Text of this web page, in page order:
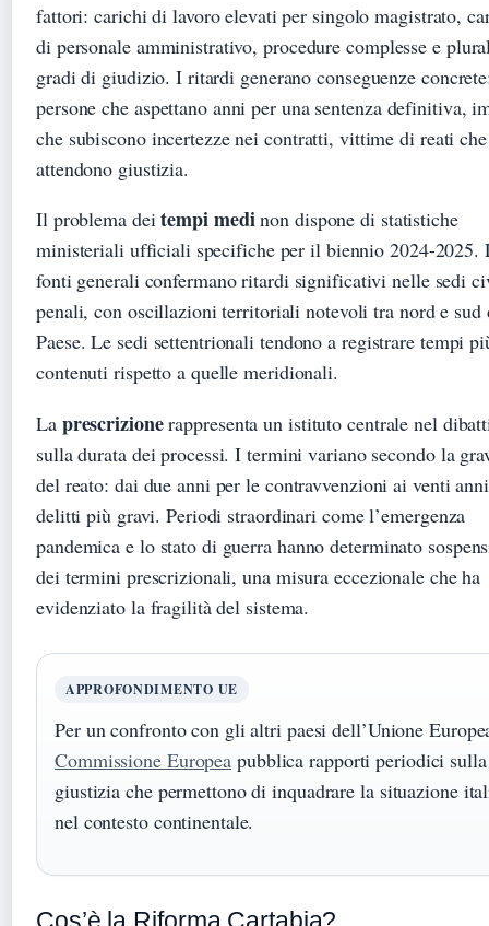
fattori: carichi di lavoro elevati per singolo magistrato,
di personale amministrativo, procedure complesse e
gradi di giudizio. I ritardi generano conseguenze
persone che aspettano anni per una sentenza definitiva,
che subiscono incertezze nei contratti, vittime di reati che
attendono giustizia.
Il problema deitempi medinon dispone di statistiche
ministeriali ufficiali specifiche per il biennio 2024-2025.
fonti generali confermano ritardi significativi nelle sedi
penali, con oscillazioni territoriali notevoli tra nord e sud
Paese. Le sedi settentrionali tendono a registrare tempi
contenuti rispetto a quelle meridionali.
La prescrizionerappresenta un istituto centrale nel
sulla durata dei processi. I termini variano secondo la
del reato: dai due anni per le contravvenzioni ai venti
delitti più gravi. Periodi straordinari come l’emergenza
pandemica e lo stato di guerra hanno determinato
dei termini prescrizionali, una misura eccezionale che ha
evidenziato la fragilità del sistema.
APPROFONDIMENTO UE
Per un confronto con gli altri paesi dell’Unione
Commissione Europea pubblica rapporti periodici sulla
giustizia che permettono di inquadrare la situazione
nel contesto continentale.